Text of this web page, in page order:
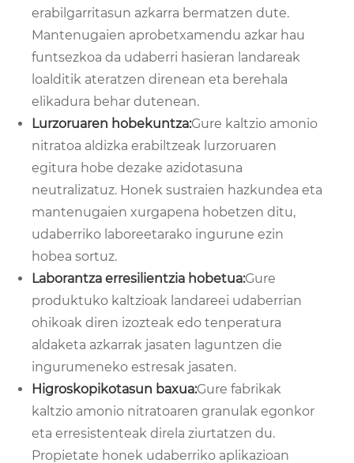
erabilgarritasun azkarra bermatzen dute.
Mantenugaien aprobetxamendu azkar hau
funtsezkoa da udaberri hasieran landareak
loalditik ateratzen direnean eta berehala
elikadura behar dutenean.
Lurzoruaren hobekuntza:Gure kaltzio amonio
nitratoa aldizka erabiltzeak lurzoruaren
egitura hobe dezake azidotasuna
neutralizatuz. Honek sustraien hazkundea eta
mantenugaien xurgapena hobetzen ditu,
udaberriko laboreetarako ingurune ezin
hobea sortuz.
Laborantza erresilientzia hobetua:Gure
produktuko kaltzioak landareei udaberrian
ohikoak diren izozteak edo tenperatura
aldaketa azkarrak jasaten laguntzen die
ingurumeneko estresak jasaten.
Higroskopikotasun baxua:Gure fabrikak
kaltzio amonio nitratoaren granulak egonkor
eta erresistenteak direla ziurtatzen du.
Propietate honek udaberriko aplikazioan